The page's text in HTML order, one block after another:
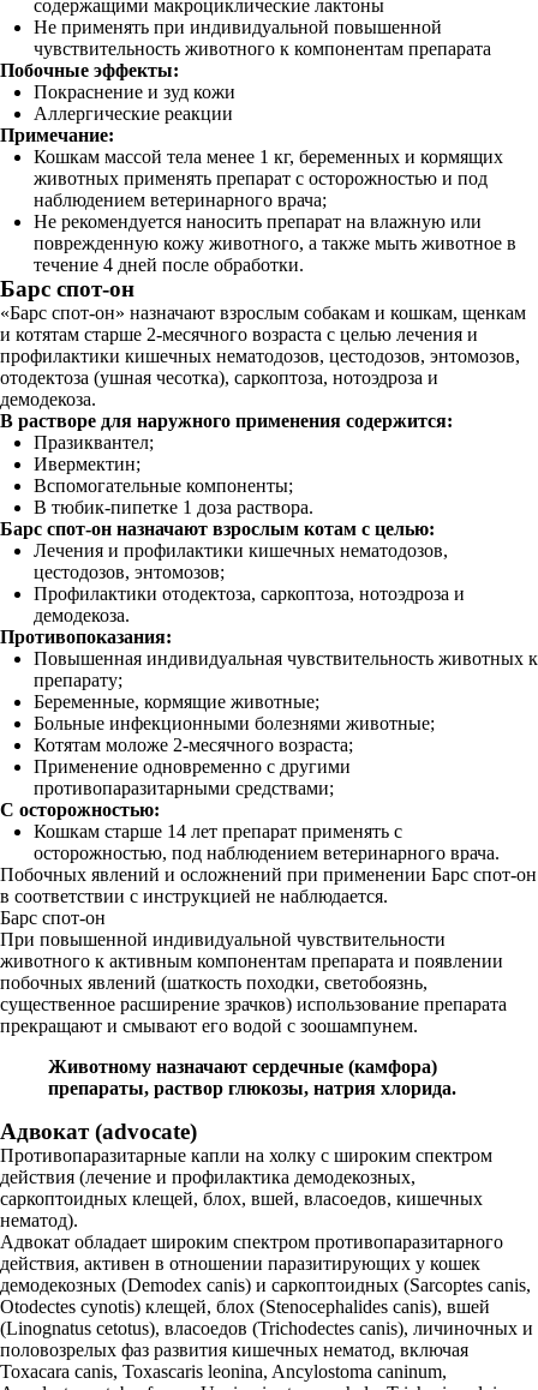
содержащими макроциклические лактоны
Не применять при индивидуальной повышенной
чувствительность животного к компонентам препарата
Побочные эффекты:
Покраснение и зуд кожи
Аллергические реакции
Примечание:
Кошкам массой тела менее 1 кг, беременных и кормящих
животных применять препарат с осторожностью и под
наблюдением ветеринарного врача;
Не рекомендуется наносить препарат на влажную или
поврежденную кожу животного, а также мыть животное в
течение 4 дней после обработки.
Барс спот-он
«Барс спот-он» назначают взрослым собакам и кошкам, щенкам
и котятам старше 2-месячного возраста с целью лечения и
профилактики кишечных нематодозов, цестодозов, энтомозов,
отодектоза (ушная чесотка), саркоптоза, нотоэдроза и
демодекоза.
В растворе для наружного применения содержится:
Празиквантел;
Ивермектин;
Вспомогательные компоненты;
В тюбик-пипетке 1 доза раствора.
Барс спот-он назначают взрослым котам с целью:
Лечения и профилактики кишечных нематодозов,
цестодозов, энтомозов;
Профилактики отодектоза, саркоптоза, нотоэдроза и
демодекоза.
Противопоказания:
Повышенная индивидуальная чувствительность животных к
препарату;
Беременные, кормящие животные;
Больные инфекционными болезнями животные;
Котятам моложе 2-месячного возраста;
Применение одновременно с другими
противопаразитарными средствами;
С осторожностью:
Кошкам старше 14 лет препарат применять с
осторожностью, под наблюдением ветеринарного врача.
Побочных явлений и осложнений при применении Барс спот-он
в соответствии с инструкцией не наблюдается.
Барс спот-он
При повышенной индивидуальной чувствительности
животного к активным компонентам препарата и появлении
побочных явлений (шаткость походки, светобоязнь,
существенное расширение зрачков) использование препарата
прекращают и смывают его водой с зоошампунем.
Животному назначают сердечные (камфора)
препараты, раствор глюкозы, натрия хлорида.
Адвокат (advocate)
Противопаразитарные капли на холку с широким спектром
действия (лечение и профилактика демодекозных,
саркоптоидных клещей, блох, вшей, власоедов, кишечных
нематод).
Адвокат обладает широким спектром противопаразитарного
действия, активен в отношении паразитирующих у кошек
демодекозных (Demodex canis) и саркоптоидных (Sarcoptes canis,
Otodectes cynotis) клещей, блох (Stenocephalides canis), вшей
(Linognatus cetotus), власоедов (Trichodectes canis), личиночных и
половозрелых фаз развития кишечных нематод, включая
Toxacara canis, Toxascaris leonina, Ancylostoma caninum,